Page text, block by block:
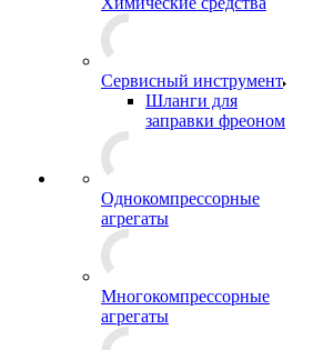
Сервисный инструмент
Шланги для
заправки фреоном
Однокомпрессорные
агрегаты
Многокомпрессорные
агрегаты